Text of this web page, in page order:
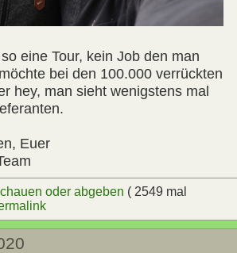
eine Tour, kein Job den man
bei den 100.000 verrückten
hey, man sieht wenigstens mal
Euer
oder abgeben ( 2549 mal